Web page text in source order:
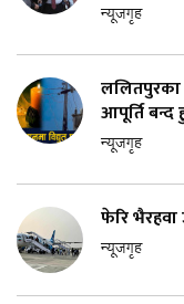
न्यूजगृह
ललितपुरका
आपूर्ति बन्द
न्यूजगृह
फेरि भैरहवा
न्यूजगृह